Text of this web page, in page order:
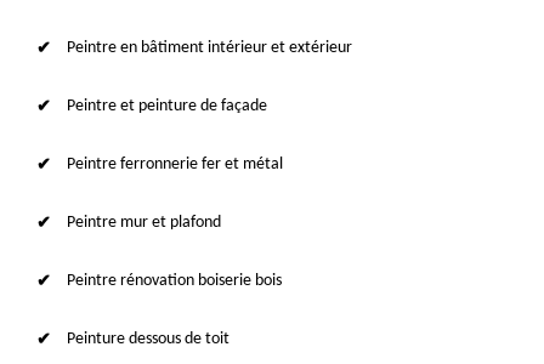
Peintre en bâtiment intérieur et extérieur
Peintre et peinture de façade
Peintre ferronnerie fer et métal
Peintre mur et plafond
Peintre rénovation boiserie bois
Peinture dessous de toit